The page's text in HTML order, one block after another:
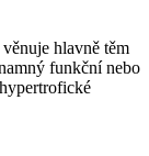
hlavně těm
funkční nebo